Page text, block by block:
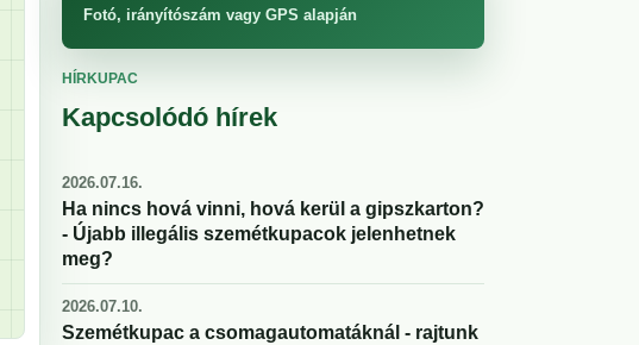
Fotó, irányítószám vagy GPS alapján
HÍRKUPAC
Kapcsolódó hírek
2026.07.16.
Ha nincs hová vinni, hová kerül a gipszkarton?
- Újabb illegális szemétkupacok jelenhetnek
meg?
2026.07.10.
Szemétkupac a csomagautomatáknál - rajtunk